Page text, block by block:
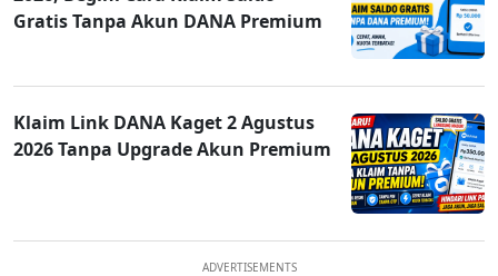
Gratis Tanpa Akun DANA Premium
Klaim Link DANA Kaget 2 Agustus
2026 Tanpa Upgrade Akun Premium
ADVERTISEMENTS